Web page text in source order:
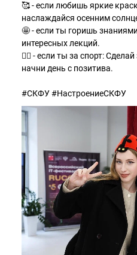
🥰 - если любишь яркие
наслаждайся осенним
🤩 - если ты горишь
интересных лекций.
👍🏼 - если ты за спорт:
начни день с позитива.
#СКФУ #НастроениеСКФУ